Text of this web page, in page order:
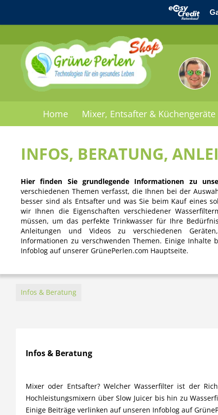
Home Mixer, Entsafter & Küchengeräte
INFOS, BERATUNG,
Hier finden Sie grundlegende Informationen zu
verschiedenen Themen verfasst, die Ihnen bei der
besser sind als Entsafter und was Sie beim Kauf eines
wir Ihnen die Eigenschaften verschiedener
müssen, um das perfekte Trinkwasser für Ihre
Anleitungen und Videos zu verschiedenen
Informationen zu verschwenden Themen. Einige
Infoblog auf unserer GrünePerlen.com Hauptseite.
Infos & Beratung
Infos & Beratung
Mixer oder Entsafter? Welcher Wasserfilter ist der
Hochleistungsmixern über Slow Juicer bis hin zu
Einige Beiträge verlinken auf unseren Infoblog auf